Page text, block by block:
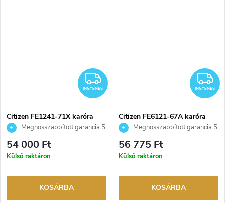
INGYENES
INGYENES
Citizen FE1241-71X karóra
Meghosszabbított garancia 5
évre. Akár 100 napos
visszaküldési lehetőség. Hivatalos
54 000 Ft
Külső raktáron
KOSÁRBA
INGYENES
Citizen FE6121-67A karóra
Meghosszabbított garancia 5
évre. Akár 100 napos
visszaküldési lehetőség. Hivatalos
56 775 Ft
Külső raktáron
KOSÁRBA